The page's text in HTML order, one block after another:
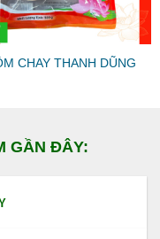
CHAY THANH DŨNG
GẦN ĐÂY: